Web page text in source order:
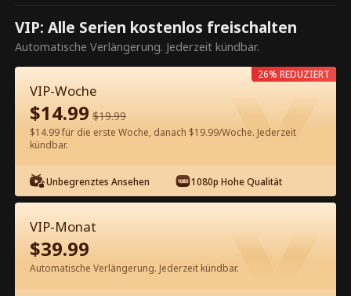
Dies ist eine kostenpflichtige
Episode. Bitte entsperren, um
weiterzusehen.
60Jetzt entsperren
Kostenlos in der App ansehen
VIP: Alle Serien kostenlos freischalten
Automatische Verlängerung. Jederzeit kündbar.
VIP-Woche
$14.99 $19.99
$14.99 für die erste Woche, danach $19.99/Woche. Jederzeit
kündbar.
Unbegrenztes Ansehen 1080p Hohe Qualität
26% REDUZIERT
VIP-Monat
$39.99
Automatische Verlängerung. Jederzeit kündbar.